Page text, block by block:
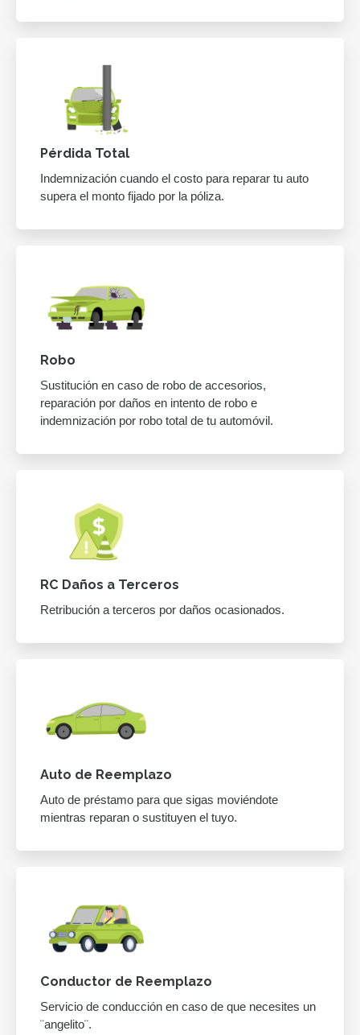
Pérdida Total
Indemnización cuando el costo para reparar tu auto
supera el monto fijado por la póliza.
Robo
Sustitución en caso de robo de accesorios,
reparación por daños en intento de robo e
indemnización por robo total de tu automóvil.
RC Daños a Terceros
Retribución a terceros por daños ocasionados.
Auto de Reemplazo
Auto de préstamo para que sigas moviéndote
mientras reparan o sustituyen el tuyo.
Conductor de Reemplazo
Servicio de conducción en caso de que necesites un
¨angelito¨.